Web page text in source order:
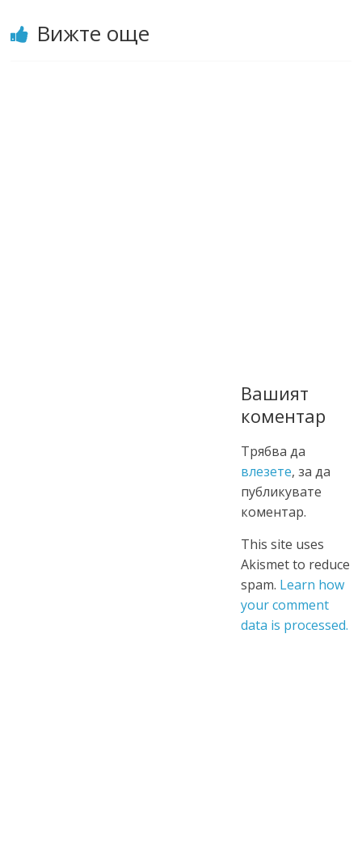
Вижте още
Вашият
коментар
Трябва да
влезете, за да
публикувате
коментар.
This site uses
Akismet to reduce
spam. Learn how
your comment
data is processed.